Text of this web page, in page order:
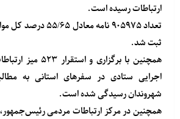
ارتباطات رسیده است.
تعداد ۹۰۵۹۷۵ نامه
ثبت شد.
همچنین با برگزاری
شهروندان رسیدگی شده است.